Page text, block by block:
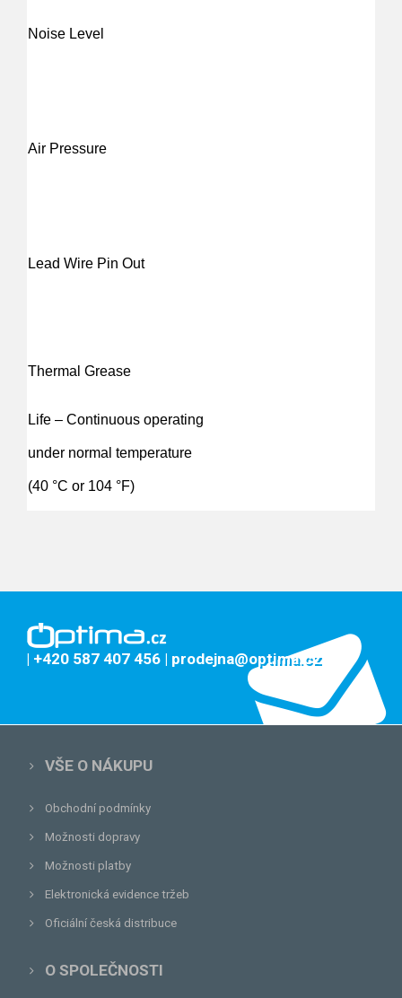
Noise Level
Air Pressure
Lead Wire Pin Out
Thermal Grease
Life – Continuous operating
under normal temperature
(40 °C or 104 °F)
| +420 587 407 456 | prodejna@optima.cz
VŠE O NÁKUPU
Obchodní podmínky
Možnosti dopravy
Možnosti platby
Elektronická evidence tržeb
Oficiální česká distribuce
O SPOLEČNOSTI